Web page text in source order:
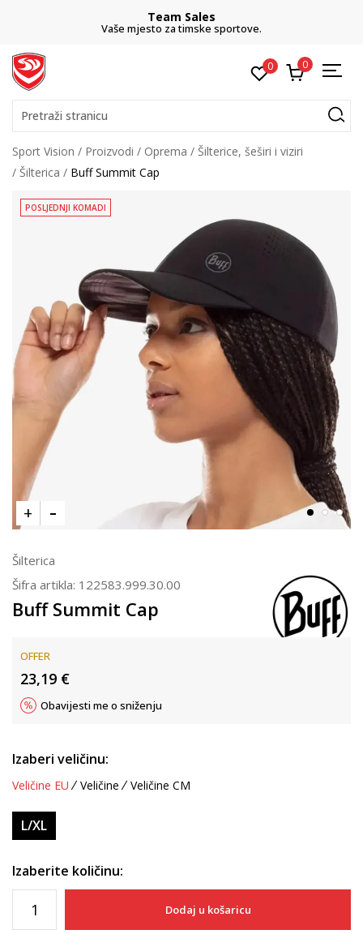
Team Sales
Vaše mjesto za timske sportove.
0 0
Pretraži stranicu
Sport Vision Proizvodi Oprema
Šilterice, šeširi i viziri
Šilterica
Buff Summit Cap
POSLJEDNJI KOMADI
Šilterica
Šifra artikla: 122583.999.30.00
Buff Summit Cap
OFFER
23,19 €
Obavijesti me o sniženju
Izaberi veličinu:
Veličine EU Veličine Veličine CM
L/XL
Izaberite količinu:
Dodaj u košaricu